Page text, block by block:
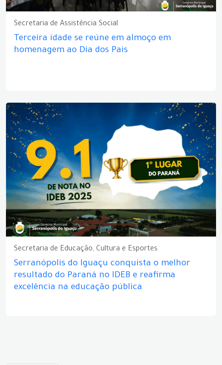
Secretaria de Assistência Social
Terceira idade se reúne em almoço em
homenagem ao Dia dos Pais
Secretaria de Educação, Cultura e Esportes
Serranópolis do Iguaçu conquista o melhor
resultado do Paraná no IDEB e reafirma
excelência na educação pública